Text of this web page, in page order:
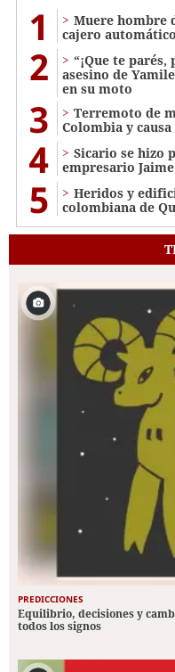
1
Muere hombre
cajero
2
“¡Que te
asesino de
en su moto
3
Terremoto de
Colombia y
4
Sicario se hizo
empresario
5
Heridos y
colombiana de
PREDICCIONES
Equilibrio, decisiones y
todos los signos